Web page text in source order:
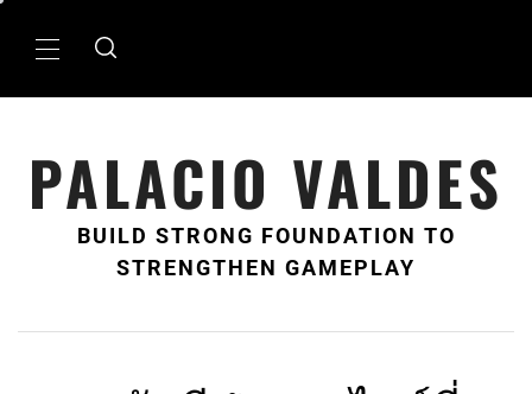
Primary
PALACIO VALDES
BUILD STRONG FOUNDATION TO
STRENGTHEN GAMEPLAY